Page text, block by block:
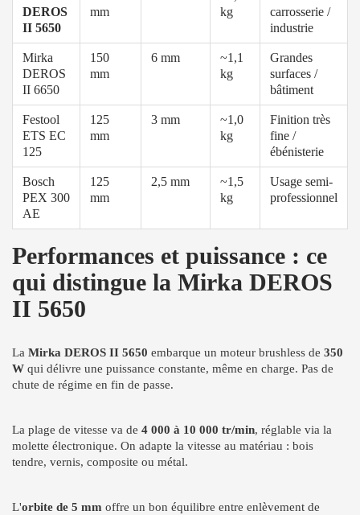
DEROS
II 5650
mm
kg
carrosserie /
industrie
Mirka
DEROS
II 6650
150
mm
6 mm
~1,1
kg
Grandes
surfaces /
bâtiment
Festool
ETS EC
125
125
mm
3 mm
~1,0
kg
Finition très
fine /
ébénisterie
Bosch
PEX 300
AE
125
mm
2,5 mm
~1,5
kg
Usage semi-
professionnel
Performances et puissance : ce
qui distingue la Mirka DEROS
II 5650
La Mirka DEROS II 5650 embarque un moteur brushless de 350
W qui délivre une puissance constante, même en charge. Pas de
chute de régime en fin de passe.
La plage de vitesse va de 4 000 à 10 000 tr/min, réglable via la
molette électronique. On adapte la vitesse au matériau : bois
tendre, vernis, composite ou métal.
L'orbite de 5 mm offre un bon équilibre entre enlèvement de